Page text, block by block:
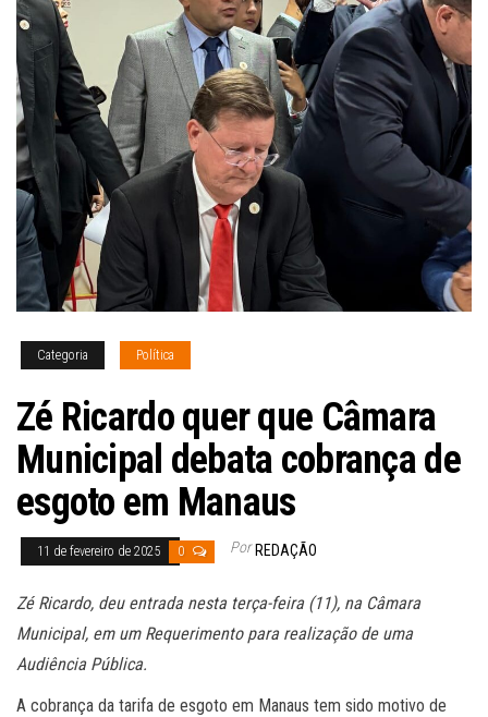
Categoria Política
Zé Ricardo quer que Câmara
Municipal debata cobrança de
esgoto em Manaus
11 de fevereiro de 2025 0 Por REDAÇÃO
Zé Ricardo, deu entrada nesta terça-feira (11), na Câmara
Municipal, em um Requerimento para realização de uma
Audiência Pública.
A cobrança da tarifa de esgoto em Manaus tem sido motivo de